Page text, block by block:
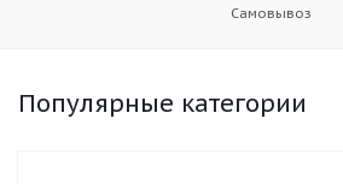
Самовывоз
Популярные категории